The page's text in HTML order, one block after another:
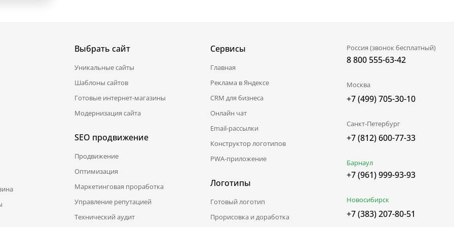
Выбрать сайт
Уникальные сайты
Шаблоны сайтов
Готовые интернет-магазины
Модернизация сайта
SEO продвижение
Продвижение
Оптимизация
Маркетинговая проработка
Управление репутацией
Технический аудит
Сервисы
Главная
Реклама в Яндексе
CRM для бизнеса
Онлайн чат
Email-рассылки
Конструктор логотипов
PWA-приложение
Логотипы
Готовый логотип
Прорисовка и доработка
Россия (звонок бесплатный)
8 800 555-63-42
Москва
+7 (499) 705-30-10
Санкт-Петербург
+7 (812) 600-77-33
Барнаул
+7 (961) 999-93-93
Новосибирск
+7 (383) 207-80-51